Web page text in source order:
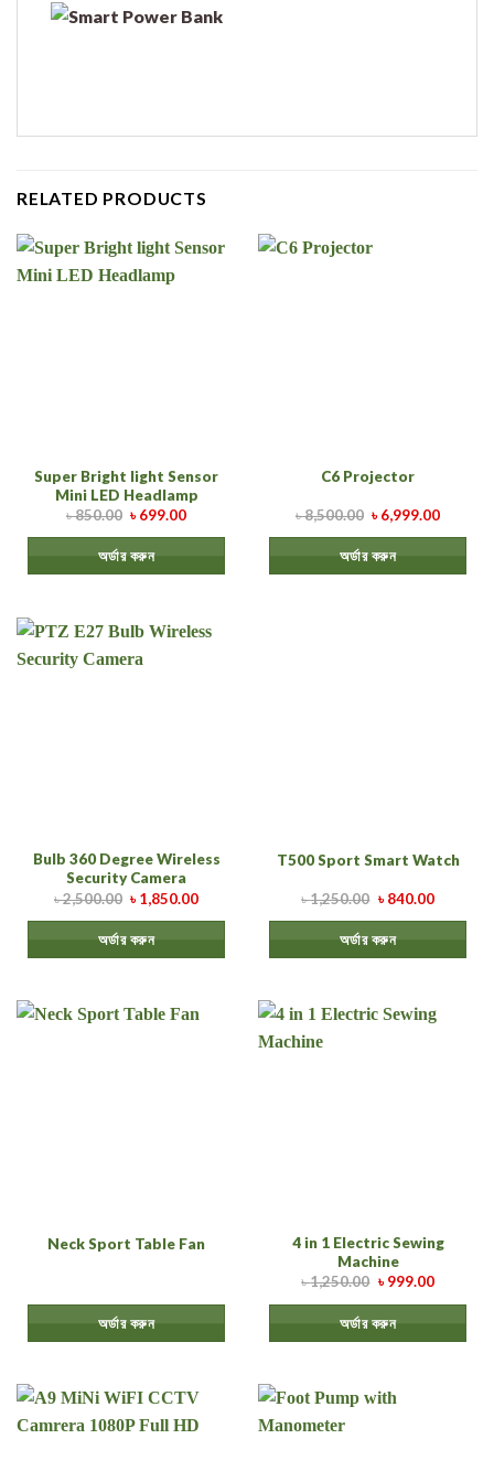
RELATED PRODUCTS
Super Bright light Sensor
Mini LED Headlamp
৳850.00 ৳699.00
অর্ডার করুন
C6 Projector
৳8,500.00 ৳6,999.00
অর্ডার করুন
Bulb 360 Degree Wireless
Security Camera
৳2,500.00 ৳1,850.00
অর্ডার করুন
T500 Sport Smart Watch
৳1,250.00 ৳840.00
অর্ডার করুন
Neck Sport Table Fan
অর্ডার করুন
4 in 1 Electric Sewing
Machine
৳1,250.00 ৳999.00
অর্ডার করুন